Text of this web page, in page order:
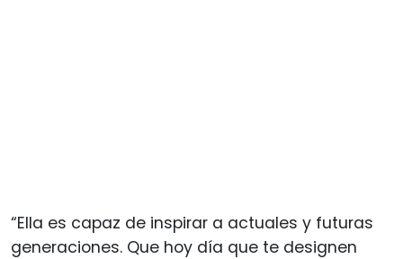
“Ella es capaz de inspirar a actuales y futuras
generaciones. Que hoy día que te designen